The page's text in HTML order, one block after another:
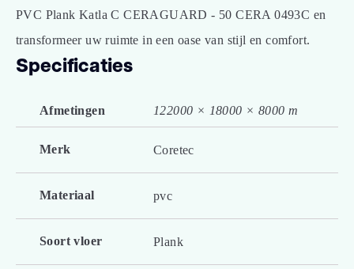
PVC Plank Katla C CERAGUARD - 50 CERA 0493C en
transformeer uw ruimte in een oase van stijl en comfort.
Specificaties
Afmetingen 122000 × 18000 × 8000 m
Merk Coretec
Materiaal pvc
Soort vloer Plank